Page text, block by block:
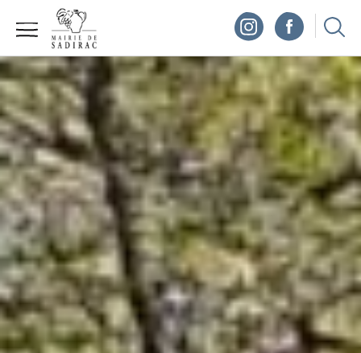
Panneau de gestion des cookies